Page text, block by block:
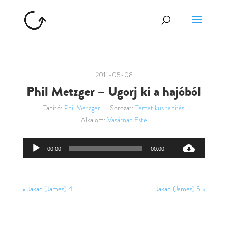
2011-05-08
Phil Metzger – Ugorj ki a hajóból
Tanító: Phil Metzger Sorozat: Tematikus tanítás
Alkalom: Vasárnap Este
Audió
00:00 00:00
« Jakab (James) 4 Jakab (James) 5 »